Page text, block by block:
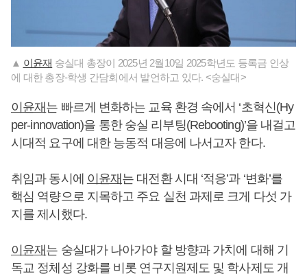
▲ 이윤재 숭실대 총장이 2025년 2월10일 2025학년도 등록금 인상
에 대한 총장-학생 간담회에서 발언하고 있다. <숭실대>
이윤재 는 빠르게 변화하는 교육 환경 속에서 ‘초혁신(Hy
per-innovation)을 통한 숭실 리부팅(Rebooting)’을 내걸고
시대적 요구에 대한 능동적 대응에 나서고자 한다.
취임과 동시에 이윤재 는 대전환 시대 ‘적응’과 ‘변화’를
핵심 역량으로 지목하고 주요 실천 과제로 크게 다섯 가
지를 제시했다.
이윤재 는 숭실대가 나아가야 할 방향과 가치에 대해 기
독교 정체성 강화를 비롯 연구지원제도 및 학사제도 개